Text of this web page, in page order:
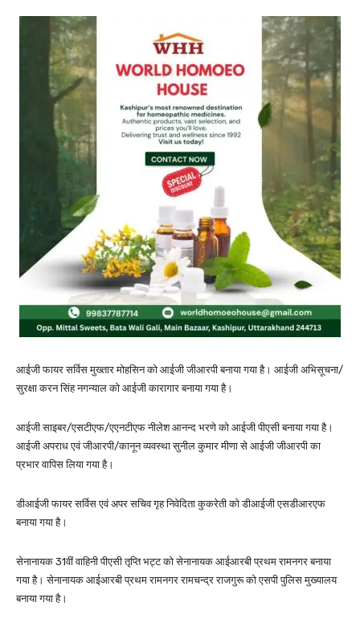
आईजी फायर सर्विस मुख्तार मोहसिन को आईजी जीआरपी बनाया गया है। आईजी अभिसूचना/
सुरक्षा करन सिंह नगन्याल को आईजी कारागार बनाया गया है।
आईजी साइबर/एसटीएफ/एएनटीएफ नीलेश आनन्द भरणे को आईजी पीएसी बनाया गया है।
आईजी अपराध एवं जीआरपी/कानून व्यवस्था सुनील कुमार मीणा से आईजी जीआरपी का
प्रभार वापिस लिया गया है।
डीआईजी फायर सर्विस एवं अपर सचिव गृह निवेदिता कुकरेती को डीआईजी एसडीआरएफ
बनाया गया है।
सेनानायक 31वीं वाहिनी पीएसी तृप्ति भट्ट को सेनानायक आईआरबी प्रथम रामनगर बनाया
गया है। सेनानायक आईआरबी प्रथम रामनगर रामचन्द्र राजगुरू को एसपी पुलिस मुख्यालय
बनाया गया है।